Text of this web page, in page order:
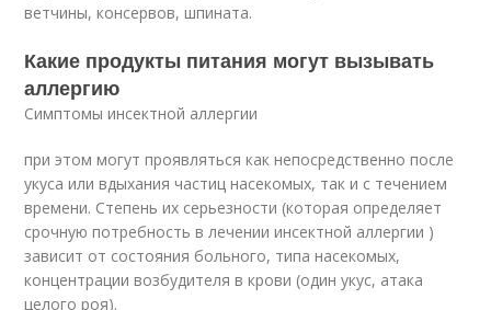
ветчины, консервов, шпината.
Какие продукты питания могут вызывать
аллергию
Симптомы инсектной аллергии
при этом могут проявляться как непосредственно после
укуса или вдыхания частиц насекомых, так и с течением
времени. Степень их серьезности (которая определяет
срочную потребность в лечении инсектной аллергии )
зависит от состояния больного, типа насекомых,
концентрации возбудителя в крови (один укус, атака
целого роя).